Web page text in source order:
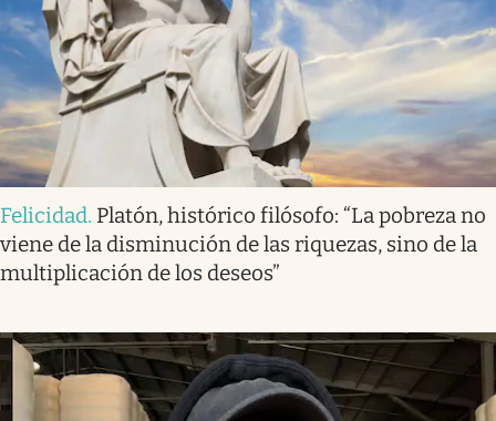
Felicidad. Platón, histórico filósofo: “La pobreza no
viene de la disminución de las riquezas, sino de la
multiplicación de los deseos”